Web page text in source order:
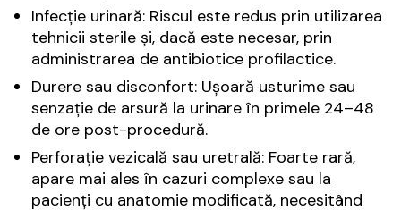
Infecție urinară: Riscul este redus prin utilizarea
tehnicii sterile și, dacă este necesar, prin
administrarea de antibiotice profilactice.
Durere sau disconfort: Ușoară usturime sau
senzație de arsură la urinare în primele 24–48
de ore post-procedură.
Perforație vezicală sau uretrală: Foarte rară,
apare mai ales în cazuri complexe sau la
pacienți cu anatomie modificată, necesitând